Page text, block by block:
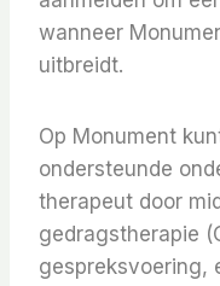
wanneer
uitbreidt.
Op Monument
ondersteunde
therapeut door
gedragstherapie
gespreksvoering,